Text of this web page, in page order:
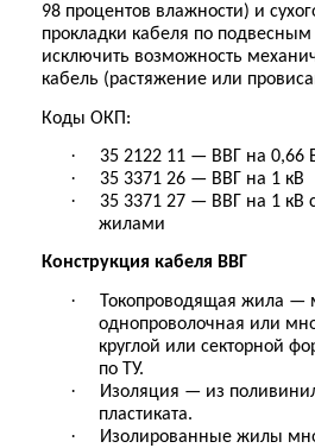
98 процентов влажности) и
прокладки кабеля по
исключить возможность
кабель (растяжение или
Коды ОКП:
· 35 2122 11 — ВВГ на 0,66
· 35 3371 26 — ВВГ на 1 кВ
·
35 3371 27 — ВВГ на 1 кВ
жилами
Конструкция кабеля ВВГ
·
Токопроводящая жила —
однопроволочная или
круглой или секторной
по ТУ.
·
Изоляция — из
пластиката.
·
Изолированные жилы